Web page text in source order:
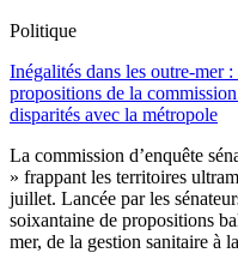
Politique
Inégalités dans les outre-mer
propositions de la
disparités avec la métropole
La commission d’enquête
» frappant les territoires
juillet. Lancée par les
soixantaine de propositions
mer, de la gestion sanitaire à